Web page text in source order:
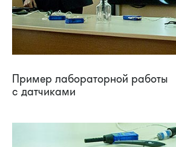
Пример лабораторной работы
с датчиками